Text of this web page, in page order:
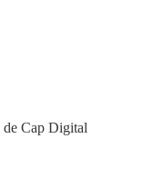
de Cap Digital